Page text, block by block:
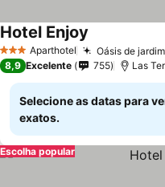
3 EstrelasAparthotel Oásis de
Hotel Enjoy
8,9 Excelente 755 Las
Selecione as datas para
exatos.
Escolha popular